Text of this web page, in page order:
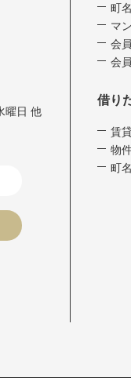
曜日 他
町
マ
会
会
借り
賃
物
町